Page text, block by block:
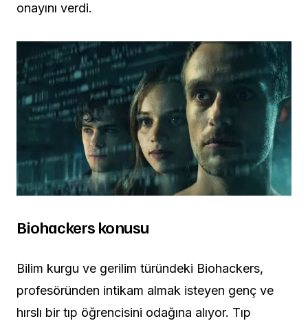
onayını verdi.
Biohackers konusu
Bilim kurgu ve gerilim türündeki Biohackers,
profesöründen intikam almak isteyen genç ve
hırslı bir tıp öğrencisini odağına alıyor. Tıp